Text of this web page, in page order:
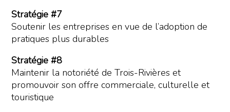
Stratégie #7
Soutenir les entreprises en vue de l’adoption de
pratiques plus durables
Stratégie #8
Maintenir la notoriété de Trois-Rivières et
promouvoir son offre commerciale, culturelle et
touristique